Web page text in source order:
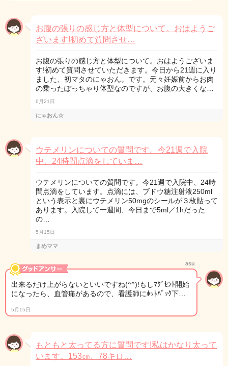
お腹の張りの感じ方と体型について。おはようご
ざいます!初めて質問させ…
お腹の張りの感じ方と体型について。おはようございま
す!初めて質問させていただきます。今日から21週に入り
ました、初マタのにゃおん。です。元々妊娠前からお肉
の乗ったぽっちゃり体型なのですが、お腹の大きくな…
6月21日
にゃおん☆
ウテメリンについての質問です。今21週で入院
中、24時間点滴をしていま…
ウテメリンについての質問です。今21週で入院中、24時
間点滴をしています。点滴には、ブドウ糖注射液250ml
という表示と裏にウテメリン50mgのシールが３枚貼って
あります。入院して一週間、今日まで5ml／1hだった
の…
5月15日
まめママ
asu
出来るだけ上がらないといいですね(^^)!もしﾏｸﾞｾﾝﾄ開始
になったら、血管痛があるので、看護師にﾎｯﾄﾊﾟｯｸ下…
5月15日
もともと太ってる方に質問です!私はかなり太って
います。153㎝、78キロ…